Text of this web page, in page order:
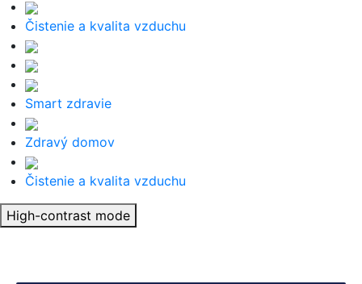
Čistenie a kvalita vzduchu
Smart zdravie
Zdravý domov
Čistenie a kvalita vzduchu
High-contrast mode